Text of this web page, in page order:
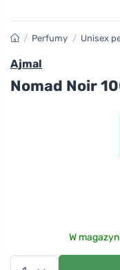
/ Perfumy / Unisex
Ajmal
Nomad Noir
W